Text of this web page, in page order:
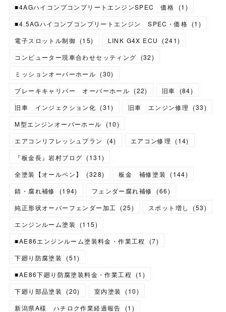
■4AGハイコンプコンプリートエンジンSPEC 価格
(1 )
■4.5AGハイコンプコンプリートエンジン SPEC・価格 (1 )
電子スロットル制御 (15) LINK G4X ECU (241)
コンピューター現車合わせセッティング
(32)
ミッションオーバーホール (30)
ブレーキキャリパー オーバーホール (22) 旧車 (84)
旧車 インジェクション化 (31) 旧車 エンジン修理 (33)
M型エンジンオーバーホール
(10)
エアコンリフレッシュプラン
(4) エアコン修理 (14)
『板金長』岩村ブログ (131)
全塗装【オールペン】
(328) 板金 補修塗装 (144)
錆・腐れ補修
(194) フェンダー腐れ補修 (66)
純正形状オーバーフェンダー加工
(25) スポット増し (53)
エンジンルーム塗装
(115)
■AE86エンジンルーム塗装料金・作業工程
(7)
下廻り防腐塗装
(51)
■AE86下廻り防腐塗装料金・作業工程
(1 )
下廻り部品塗装
(20) 室内塗装 (10)
新潟県A様 ハチロク作業経過報告
(1 )